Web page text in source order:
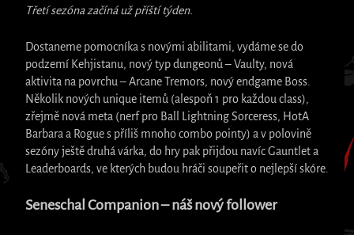
Třetí sezóna začíná už příští týden.
Dostaneme pomocníka s novými abilitami, vydáme se do
podzemí Kehjistanu, nový typ dungeonů – Vaulty, nová
aktivita na povrchu – Arcane Tremors, nový endgame Boss.
Několik nových unique itemů (alespoň 1 pro každou class),
zřejmě nová meta (nerf pro Ball Lightning Sorceress, HotA
Barbara a Rogue s příliš mnoho combo pointy) a v polovině
sezóny ještě druhá várka, do hry pak přijdou navíc Gauntlet a
Leaderboards, ve kterých budou hráči soupeřit o nejlepší skóre.
Seneschal Companion – náš nový follower